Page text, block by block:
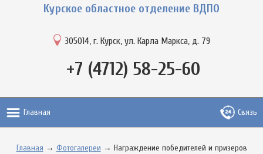
Курское областное отделение ВДПО
305014, г. Курск, ул. Карла Маркса, д. 79
+7 (4712) 58-25-60
Главная Связь
Главная → Фотогалереи → Награждение победителей и призеров